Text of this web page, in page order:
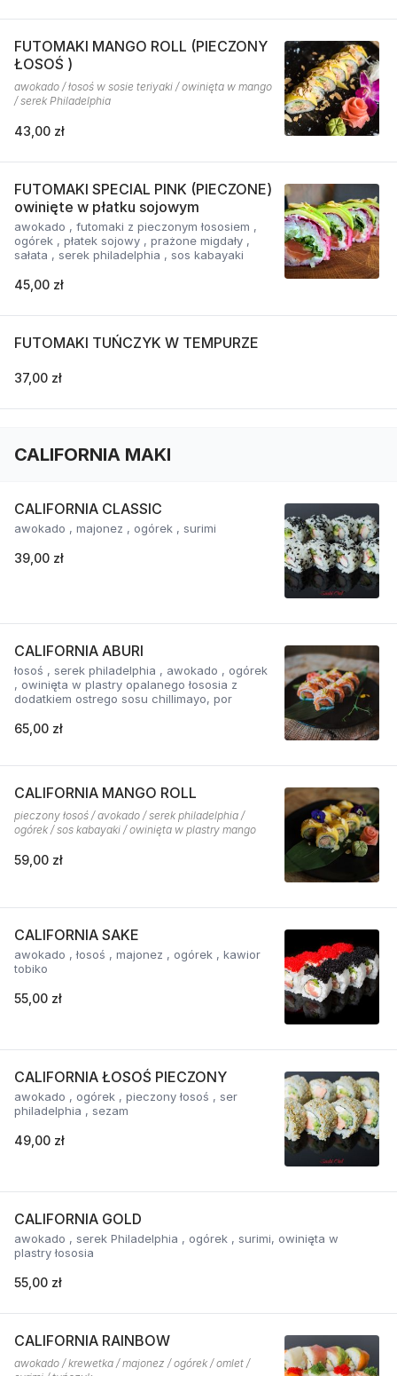
FUTOMAKI MANGO ROLL (PIECZONY
ŁOSOŚ )
awokado / łosoś w sosie teriyaki / owinięta w mango
/ serek Philadelphia
43,00 zł
FUTOMAKI SPECIAL PINK (PIECZONE)
owinięte w płatku sojowym
awokado , futomaki z pieczonym łososiem ,
ogórek , płatek sojowy , prażone migdały ,
sałata , serek philadelphia , sos kabayaki
45,00 zł
FUTOMAKI TUŃCZYK W TEMPURZE
37,00 zł
CALIFORNIA MAKI
CALIFORNIA CLASSIC
awokado , majonez , ogórek , surimi
39,00 zł
CALIFORNIA ABURI
łosoś , serek philadelphia , awokado , ogórek
, owinięta w plastry opalanego łososia z
dodatkiem ostrego sosu chillimayo, por
65,00 zł
CALIFORNIA MANGO ROLL
pieczony łosoś / avokado / serek philadelphia /
ogórek / sos kabayaki / owinięta w plastry mango
59,00 zł
CALIFORNIA SAKE
awokado , łosoś , majonez , ogórek , kawior
tobiko
55,00 zł
CALIFORNIA ŁOSOŚ PIECZONY
awokado , ogórek , pieczony łosoś , ser
philadelphia , sezam
49,00 zł
CALIFORNIA GOLD
awokado , serek Philadelphia , ogórek , surimi, owinięta w
plastry łososia
55,00 zł
CALIFORNIA RAINBOW
awokado / krewetka / majonez / ogórek / omlet /